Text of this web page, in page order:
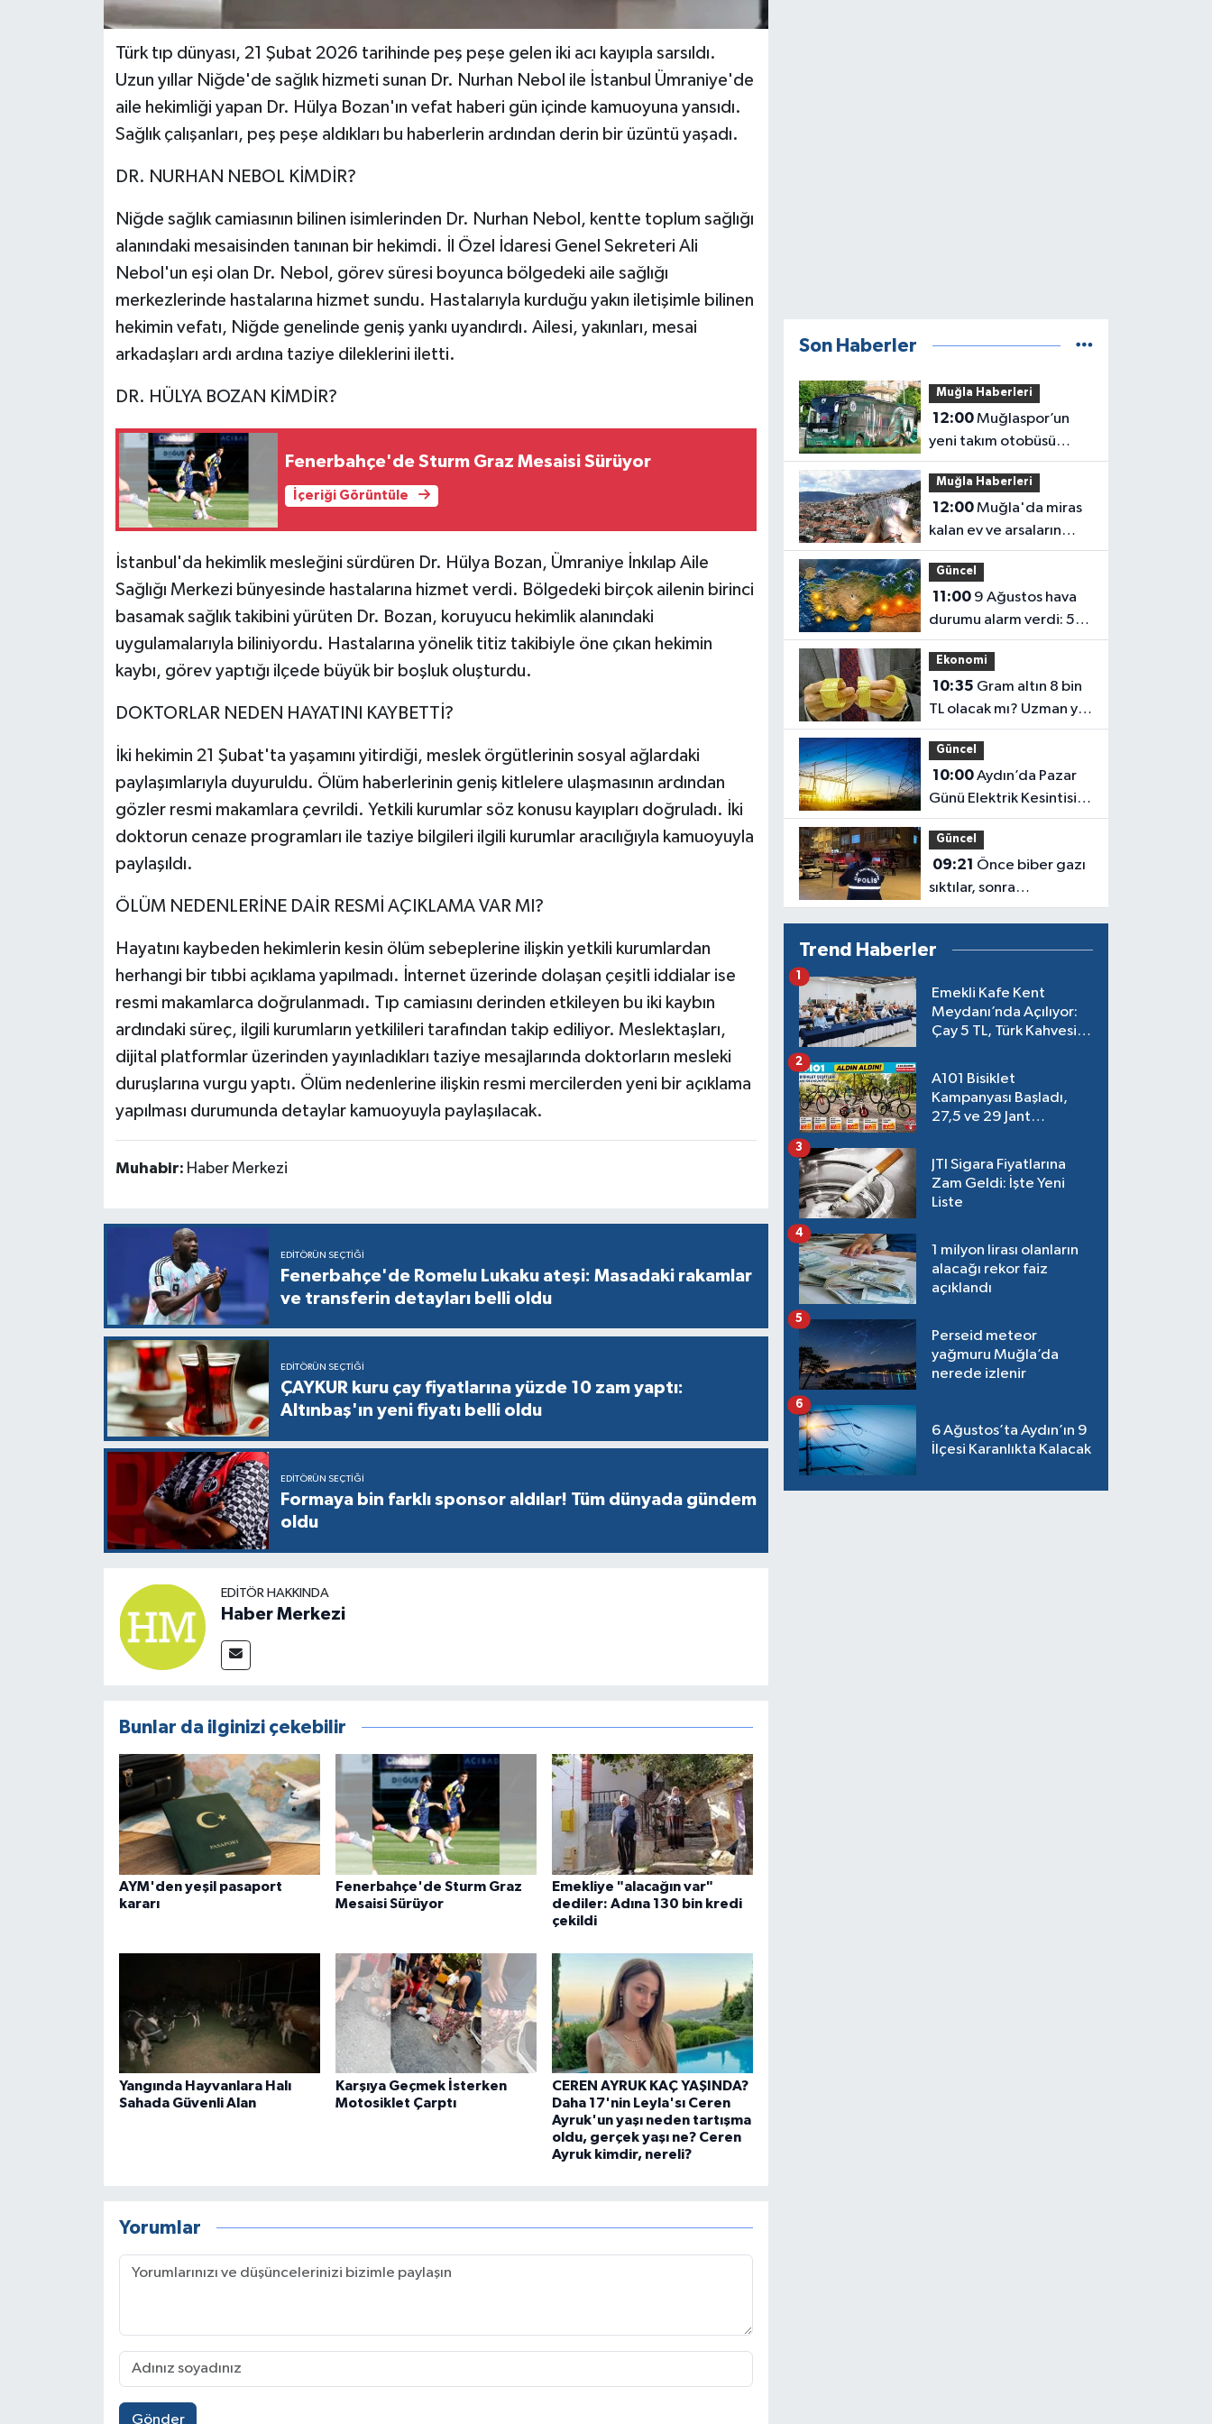
Türk tıp dünyası, 21 Şubat 2026 tarihinde peş peşe gelen iki acı kayıpla sarsıldı.
Uzun yıllar Niğde'de sağlık hizmeti sunan Dr. Nurhan Nebol ile İstanbul Ümraniye'de
aile hekimliği yapan Dr. Hülya Bozan'ın vefat haberi gün içinde kamuoyuna yansıdı.
Sağlık çalışanları, peş peşe aldıkları bu haberlerin ardından derin bir üzüntü yaşadı.
DR. NURHAN NEBOL KİMDİR?
Niğde sağlık camiasının bilinen isimlerinden Dr. Nurhan Nebol, kentte toplum sağlığı
alanındaki mesaisinden tanınan bir hekimdi. İl Özel İdaresi Genel Sekreteri Ali
Nebol'un eşi olan Dr. Nebol, görev süresi boyunca bölgedeki aile sağlığı
merkezlerinde hastalarına hizmet sundu. Hastalarıyla kurduğu yakın iletişimle bilinen
hekimin vefatı, Niğde genelinde geniş yankı uyandırdı. Ailesi, yakınları, mesai
arkadaşları ardı ardına taziye dileklerini iletti.
DR. HÜLYA BOZAN KİMDİR?
Fenerbahçe'de Sturm Graz Mesaisi Sürüyor
İçeriği Görüntüle
İstanbul'da hekimlik mesleğini sürdüren Dr. Hülya Bozan, Ümraniye İnkılap Aile
Sağlığı Merkezi bünyesinde hastalarına hizmet verdi. Bölgedeki birçok ailenin birinci
basamak sağlık takibini yürüten Dr. Bozan, koruyucu hekimlik alanındaki
uygulamalarıyla biliniyordu. Hastalarına yönelik titiz takibiyle öne çıkan hekimin
kaybı, görev yaptığı ilçede büyük bir boşluk oluşturdu.
DOKTORLAR NEDEN HAYATINI KAYBETTİ?
İki hekimin 21 Şubat'ta yaşamını yitirdiği, meslek örgütlerinin sosyal ağlardaki
paylaşımlarıyla duyuruldu. Ölüm haberlerinin geniş kitlelere ulaşmasının ardından
gözler resmi makamlara çevrildi. Yetkili kurumlar söz konusu kayıpları doğruladı. İki
doktorun cenaze programları ile taziye bilgileri ilgili kurumlar aracılığıyla kamuoyuyla
paylaşıldı.
ÖLÜM NEDENLERİNE DAİR RESMİ AÇIKLAMA VAR MI?
Hayatını kaybeden hekimlerin kesin ölüm sebeplerine ilişkin yetkili kurumlardan
herhangi bir tıbbi açıklama yapılmadı. İnternet üzerinde dolaşan çeşitli iddialar ise
resmi makamlarca doğrulanmadı. Tıp camiasını derinden etkileyen bu iki kaybın
ardındaki süreç, ilgili kurumların yetkilileri tarafından takip ediliyor. Meslektaşları,
dijital platformlar üzerinden yayınladıkları taziye mesajlarında doktorların mesleki
duruşlarına vurgu yaptı. Ölüm nedenlerine ilişkin resmi mercilerden yeni bir açıklama
yapılması durumunda detaylar kamuoyuyla paylaşılacak.
Muhabir: Haber Merkezi
EDITÖRÜN SEÇTIĞI
Fenerbahçe'de Romelu Lukaku ateşi: Masadaki rakamlar
ve transferin detayları belli oldu
EDITÖRÜN SEÇTIĞI
ÇAYKUR kuru çay fiyatlarına yüzde 10 zam yaptı:
Altınbaş'ın yeni fiyatı belli oldu
EDITÖRÜN SEÇTIĞI
Formaya bin farklı sponsor aldılar! Tüm dünyada gündem
oldu
EDITÖR HAKKINDA
Haber Merkezi
Bunlar da ilginizi çekebilir
AYM'den yeşil pasaport
kararı
Fenerbahçe'de Sturm Graz
Mesaisi Sürüyor
Emekliye "alacağın var"
dediler: Adına 130 bin kredi
çekildi
Yangında Hayvanlara Halı
Sahada Güvenli Alan
Karşıya Geçmek İsterken
Motosiklet Çarptı
CEREN AYRUK KAÇ YAŞINDA?
Daha 17'nin Leyla'sı Ceren
Ayruk'un yaşı neden tartışma
oldu, gerçek yaşı ne? Ceren
Ayruk kimdir, nereli?
Yorumlar
Gönder
Son Haberler
Muğla Haberleri
12:00Muğlaspor’un
yeni takım otobüsü
kupalarla donatıldı
Muğla Haberleri
12:00Muğla'da miras
kalan ev ve arsaların
satışında yeni dönem
Güncel
11:009 Ağustos hava
durumu alarm verdi: 5
ilde kuvvetli yağış
Ekonomi
10:35
TL olacak mı? Uzman yıl
sonu için rakam verdi
Güncel
10:00Aydın’da Pazar
Günü Elektrik Kesintisi: 5
İlçe Etkilenecek
Güncel
09:21
sıktılar, sonra
bıçakladılar
Trend Haberler
Emekli Kafe Kent
Meydanı’nda Açılıyor:
Çay 5 TL, Türk Kahvesi
1
A101 Bisiklet
Kampanyası Başladı,
27,5 ve 29 Jant
2
JTI Sigara Fiyatlarına
Zam Geldi: İşte Yeni
Liste
3
1 milyon lirası olanların
alacağı rekor faiz
açıklandı
4
Perseid meteor
yağmuru Muğla’da
nerede izlenir
5
6 Ağustos’ta Aydın’ın 9
İlçesi Karanlıkta Kalacak
6